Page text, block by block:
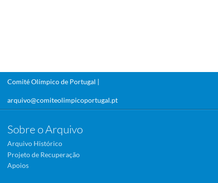
Comité Olímpico de Portugal |
arquivo@comiteolimpicoportugal.pt
Sobre o Arquivo
Arquivo Histórico
Projeto de Recuperação
Apoios